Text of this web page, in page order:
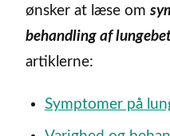
ønsker at læse om
behandling af
artiklerne:
Symptomer på